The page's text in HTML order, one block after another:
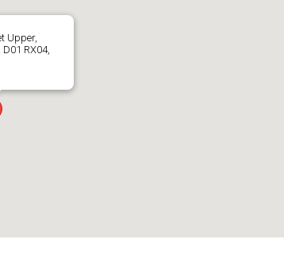
Upper,
RX04,